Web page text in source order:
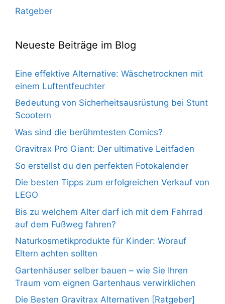
Ratgeber
Neueste Beiträge im Blog
Eine effektive Alternative: Wäschetrocknen mit
einem Luftentfeuchter
Bedeutung von Sicherheitsausrüstung bei Stunt
Scootern
Was sind die berühmtesten Comics?
Gravitrax Pro Giant: Der ultimative Leitfaden
So erstellst du den perfekten Fotokalender
Die besten Tipps zum erfolgreichen Verkauf von
LEGO
Bis zu welchem Alter darf ich mit dem Fahrrad
auf dem Fußweg fahren?
Naturkosmetikprodukte für Kinder: Worauf
Eltern achten sollten
Gartenhäuser selber bauen – wie Sie Ihren
Traum vom eignen Gartenhaus verwirklichen
Die Besten Gravitrax Alternativen [Ratgeber]